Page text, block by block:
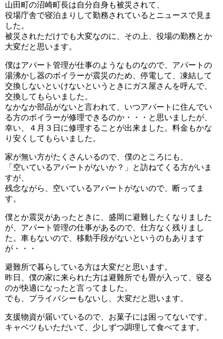
山田町の沼崎町長は自分自身も被災されて、
役場庁舎で寝泊まりして勤務されているとニュースで見ま
した。
被災されただけでも大変なのに、その上、役場の勤務とか
大変だと思います。
僕はアパート管理が仕事のようなものなので、アパートの
湯沸かし器のボイラーが震災のため、停電して、凍結して
交換しないといけないというときにガス屋さんを呼んで、
交換してもらいました。
なかなか部品がないと言われて、いつアパートに住んでい
る方のボイラーが修理できるのか・・・と思いましたが、
幸い、４月３日に修理することが出来ました。料金もかな
り安くしてもらいました。
家が無い方がたくさんいるので、僕のところにも、
「空いているアパートがないか？」と訪ねてくる方がいま
すが、
残念ながら、空いているアパートがないので、断ってま
す。
僕とか震災があったときに、盛岡に避難したくなりました
が、アパート管理の仕事があるので、仕方なく残りまし
た。車もないので、移動手段がないというのもあります
が・・・
避難所で暮らしている方は大変だと思います。
昨日、僕の家に来られた方は避難所でも畳が入って、寝る
のが快適になったと言ってました。
でも、プライバシーもないし、大変だと思います。
支援物資が届いているので、お菓子には困ってないです。
キャベツもいただいて、少しずつ調理して食べてます。